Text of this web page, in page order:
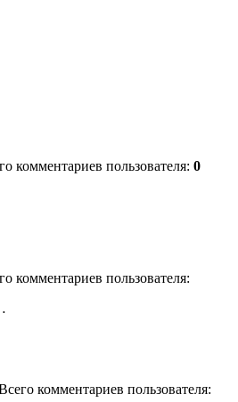
комментариев пользователя: 0
комментариев пользователя:
комментариев пользователя: